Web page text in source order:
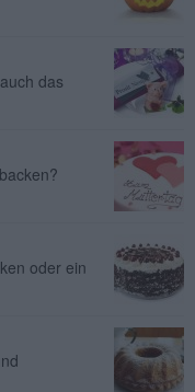
das
oder ein